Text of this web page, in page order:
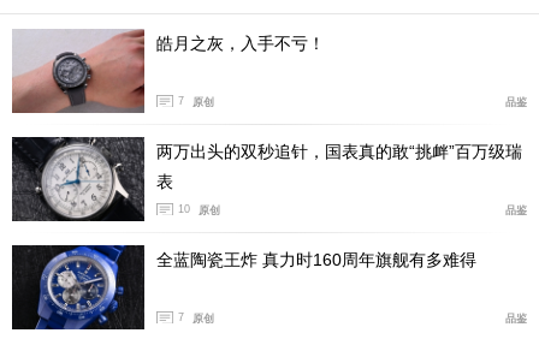
屏幕图表显示技术
欧米茄的屏幕图表显示技术改善了电视观众观看游泳比赛
的体验。在每场比赛开始前，电视屏幕能够显示所有参赛
者的姓名、泳道以及国籍。而比赛一结束，在比赛泳道上
皓月之灰，入手不亏！
7 原创 品鉴
两万出头的双秒追针，国表真的敢“挑衅”百万级瑞
表
10 原创 品鉴
全蓝陶瓷王炸 真力时160周年旗舰有多难得
7 原创 品鉴